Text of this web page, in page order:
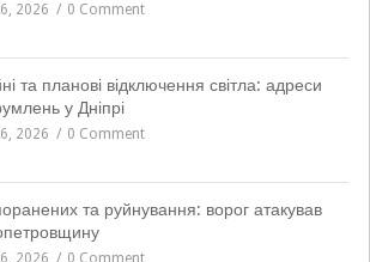
2026 0 Comment
та планові відключення світла: адреси
у Дніпрі
2026 0 Comment
та руйнування: ворог атакував
2026 0 Comment